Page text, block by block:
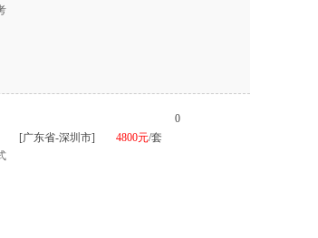
[广东省-深圳市] 4800元/套
0